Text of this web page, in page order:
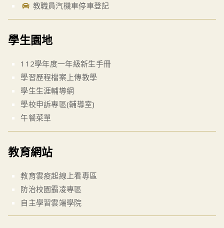
教職員汽機車停車登記
學生園地
112學年度一年級新生手冊
學習歷程檔案上傳教學
學生生涯輔導網
學校申訴專區(輔導室)
午餐菜單
教育網站
教育雲疫起線上看專區
防治校園霸凌專區
自主學習雲端學院